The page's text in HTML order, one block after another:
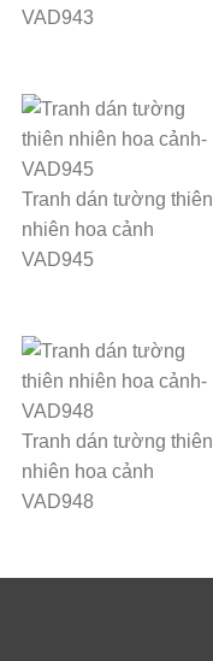
VAD943
Tranh dán tường thiên
nhiên hoa cảnh
VAD945
Tranh dán tường thiên
nhiên hoa cảnh
VAD948